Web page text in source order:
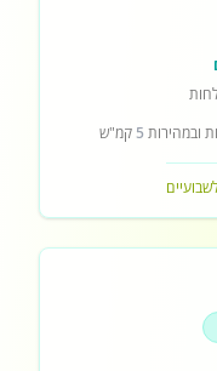
ובמהירות 5 קמ"ש